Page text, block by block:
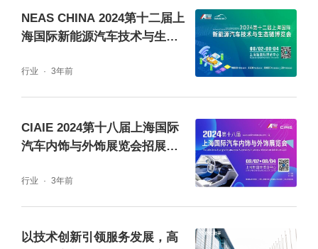
NEAS CHINA 2024第十二届上
海国际新能源汽车技术与生态
行业 3年前
CIAIE 2024第十八届上海国际
汽车内饰与外饰展览会招展全
行业 3年前
以技术创新引领服务发展，高